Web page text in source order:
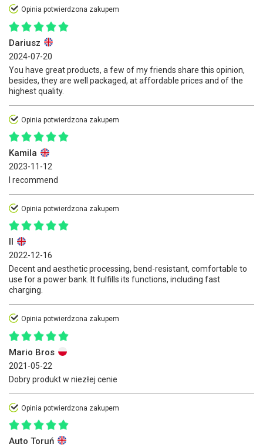
Opinia potwierdzona zakupem
Dariusz
2024-07-20
You have great products, a few of my friends share this opinion,
besides, they are well packaged, at affordable prices and of the
highest quality.
Opinia potwierdzona zakupem
Kamila
2023-11-12
I recommend
Opinia potwierdzona zakupem
2022-12-16
Decent and aesthetic processing, bend-resistant, comfortable to
use for a power bank. It fulfills its functions, including fast
charging.
Opinia potwierdzona zakupem
Mario Bros
2021-05-22
Dobry produkt w niezłej cenie
Opinia potwierdzona zakupem
Auto Toruń